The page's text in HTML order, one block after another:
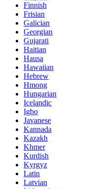
Finnish
Frisian
Galician
Georgian
Gujarati
Haitian
Hausa
Hawaiian
Hebrew
Hmong
Hungarian
Icelandic
Igbo
Javanese
Kannada
Kazakh
Khmer
Kurdish
Kyrgyz
Latin
Latvian